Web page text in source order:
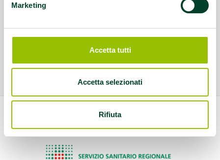
Marketing
Accetta tutti
Accetta selezionati
Rifiuta